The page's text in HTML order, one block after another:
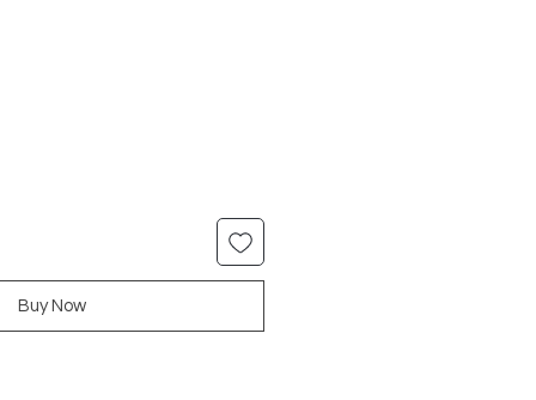
Buy Now